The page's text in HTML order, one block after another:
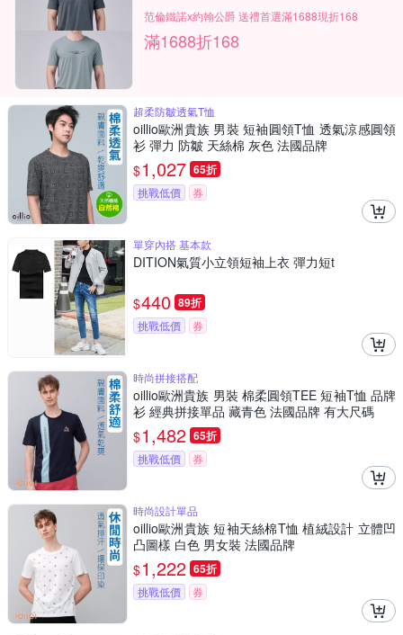
范倫鐵諾x約翰公爵 送禮首選滿1688現折168
滿1688折168
超柔防皺透氣T恤
oillio歐洲貴族 男裝 短袖圓領T恤 透氣涼感圓領
衫 彈力 防皺 天絲棉 灰色 法國品牌
$1,027 65折
挑戰低價 券
單穿內搭 基本款
DITION氣質小立領短袖上衣 彈力短t
$440 89折
挑戰低價 券
時尚拼接搭配
oillio歐洲貴族 男裝 棉柔圓領TEE 短袖T恤 品牌
衫 經典拼接單品 藏青色 法國品牌 有大尺碼
$1,482 65折
挑戰低價 券
時尚設計單品
oillio歐洲貴族 短袖天絲棉T恤 植絨設計 立體凹
凸圖樣 白色 男女裝 法國品牌
$1,222 65折
挑戰低價 券